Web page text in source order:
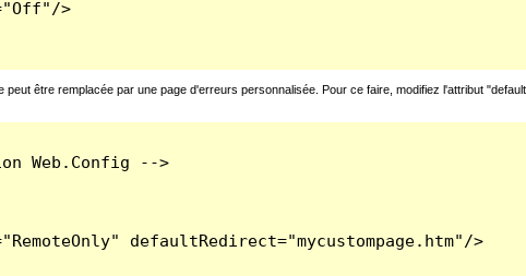
>
peut être remplacée par une page d'erreurs personnalisée. Pour ce faire, modifiez l'attribut
Web.Config -->
defaultRedirect="mycustompage.htm"/>